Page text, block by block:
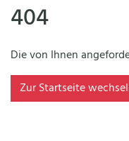
404
Die von Ihnen
Zur Startseite